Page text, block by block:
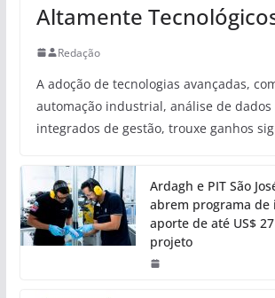
Altamente
Redação
A adoção de tecnologias avançadas,
automação industrial, análise de dados
integrados de gestão, trouxe ganhos
Ardagh e PIT São
abrem programa de
aporte de até US$
projeto